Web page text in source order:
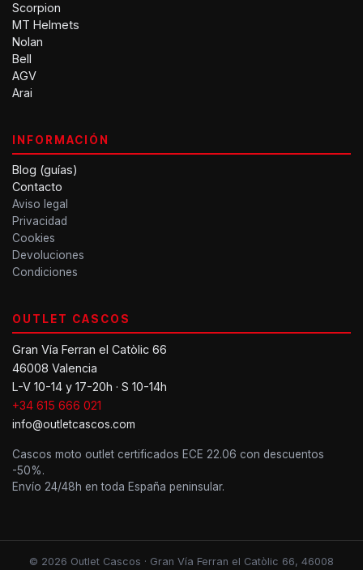
Scorpion
MT Helmets
Nolan
Bell
AGV
Arai
INFORMACIÓN
Blog (guías)
Contacto
Aviso legal
Privacidad
Cookies
Devoluciones
Condiciones
OUTLET CASCOS
Gran Vía Ferran el Catòlic 66
46008 Valencia
L-V 10-14 y 17-20h · S 10-14h
+34 615 666 021
info@outletcascos.com
Cascos moto outlet certificados ECE 22.06 con descuentos
-50%.
Envío 24/48h en toda España peninsular.
© 2026 Outlet Cascos · Gran Vía Ferran el Catòlic 66, 46008